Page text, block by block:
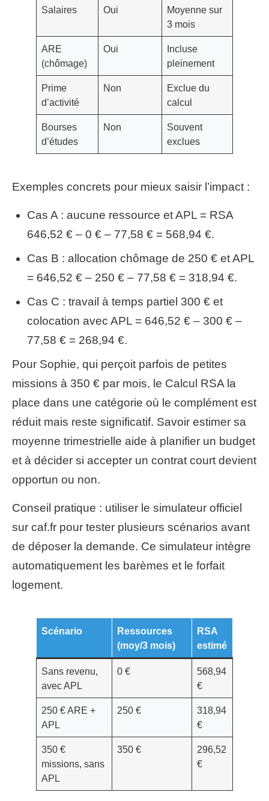
Salaires Oui
Moyenne sur
3 mois
ARE
(chômage)
Oui
Incluse
pleinement
Prime
d’activité
Non
Exclue du
calcul
Bourses
d’études
Non
Souvent
exclues
Exemples concrets pour mieux saisir l’impact :
Cas A : aucune ressource et APL = RSA
646,52 € – 0 € – 77,58 € = 568,94 €.
Cas B : allocation chômage de 250 € et APL
= 646,52 € – 250 € – 77,58 € = 318,94 €.
Cas C : travail à temps partiel 300 € et
colocation avec APL = 646,52 € – 300 € –
77,58 € = 268,94 €.
Pour Sophie, qui perçoit parfois de petites
missions à 350 € par mois, le Calcul RSA la
place dans une catégorie où le complément est
réduit mais reste significatif. Savoir estimer sa
moyenne trimestrielle aide à planifier un budget
et à décider si accepter un contrat court devient
opportun ou non.
Conseil pratique : utiliser le simulateur officiel
sur caf.fr pour tester plusieurs scénarios avant
de déposer la demande. Ce simulateur intègre
automatiquement les barèmes et le forfait
logement.
Scénario
Ressources
(moy/3 mois)
RSA
estimé
Sans revenu,
avec APL
0 €
568,94
€
250 € ARE +
APL
250 €
318,94
€
350 €
missions, sans
APL
350 €
296,52
€